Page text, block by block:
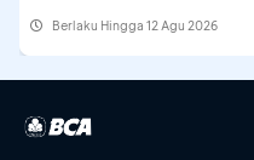
Berlaku Hingga 12 Agu 2026